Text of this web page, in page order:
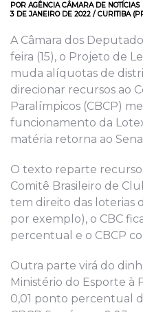
POR AGÊNCIA CÂMARA DE NOTÍCIAS
3 DE JANEIRO DE 2022 / CURITIBA
A Câmara dos
feira (15), o Projeto de
muda alíquotas de
direcionar recursos ao
Paralímpicos (CBCP)
funcionamento da
matéria retorna ao
O texto reparte
Comitê Brasileiro de
tem direito das loterias
por exemplo), o CBC
percentual e o CBCP
Outra parte virá do
Ministério do Esporte à
0,01 ponto percentual